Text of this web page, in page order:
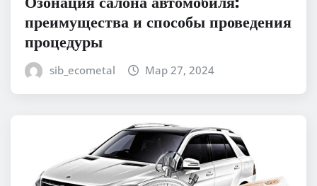
преимущества и способы проведения
процедуры
sib_ecometal Мар 27, 2024